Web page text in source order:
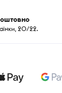
20/22.